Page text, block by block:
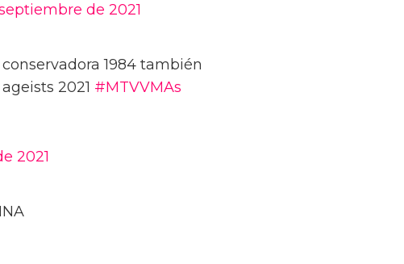
de 2021
1984 también
2021 #MTVVMAs
2021